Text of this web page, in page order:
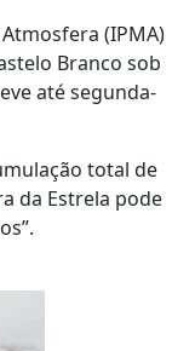
(IPMA)
Branco sob
até segunda-
total de
da Estrela pode